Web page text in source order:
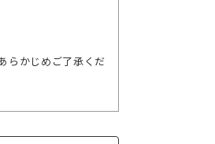
らかじめご了承くだ